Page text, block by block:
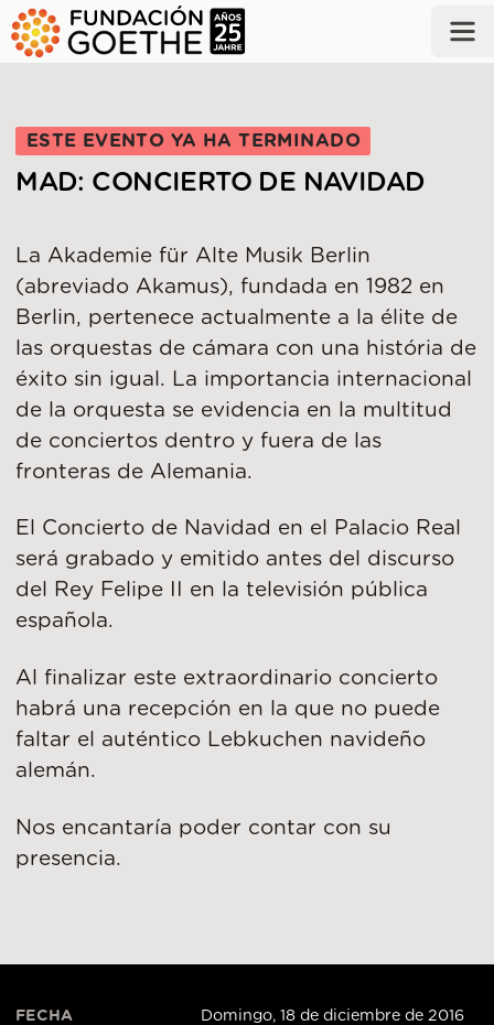
SALTAR AL CONTENIDO PRINCIPAL
ESTE EVENTO YA HA TERMINADO
MAD: CONCIERTO DE NAVIDAD
La Akademie für Alte Musik Berlin
(abreviado Akamus), fundada en 1982 en
Berlin, pertenece actualmente a la élite de
las orquestas de cámara con una história de
éxito sin igual. La importancia internacional
de la orquesta se evidencia en la multitud
de conciertos dentro y fuera de las
fronteras de Alemania.
El Concierto de Navidad en el Palacio Real
será grabado y emitido antes del discurso
del Rey Felipe II en la televisión pública
española.
Al finalizar este extraordinario concierto
habrá una recepción en la que no puede
faltar el auténtico Lebkuchen navideño
alemán.
Nos encantaría poder contar con su
presencia.
FECHA Domingo, 18 de diciembre de 2016